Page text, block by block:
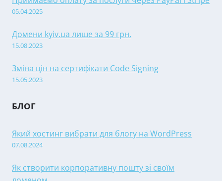
05.04.2025
Домени kyiv.ua лише за 99 грн.
15.08.2023
Зміна цін на сертифікати Code Signing
15.05.2023
БЛОГ
Який хостинг вибрати для блогу на WordPress
07.08.2024
Як створити корпоративну пошту зі своїм